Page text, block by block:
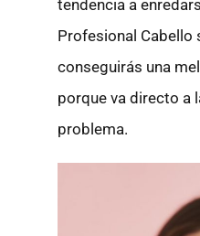
tendencia a
Profesional Cabello
conseguirás una
porque va directo a
problema.